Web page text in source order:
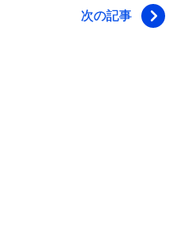
次の記事